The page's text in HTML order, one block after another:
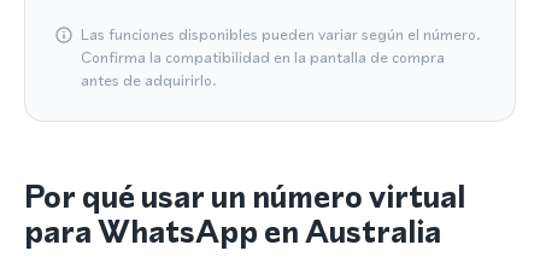
Las funciones disponibles pueden variar según el número.
Confirma la compatibilidad en la pantalla de compra
antes de adquirirlo.
Por qué usar un número virtual
para WhatsApp en Australia